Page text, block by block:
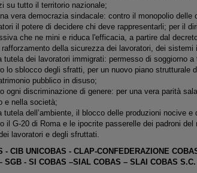
su tutto il territorio nazionale;
vera democrazia sindacale: contro il monopolio
il potere di decidere chi deve rappresentarli; per il
che ne mini e riduca l'efficacia, a partire dal
rafforzamento della sicurezza dei lavoratori, dei
tutela dei lavoratori immigrati: permesso di soggiorno
lo sblocco degli sfratti, per un nuovo piano strutturale
pubblico in disuso;
ogni discriminazione di genere: per una vera parità
e nella società;
tutela dell’ambiente, il blocco delle produzioni nocive
il G-20 di Roma e le ipocrite passerelle dei padroni
lavoratori e degli sfruttati.
- CIB UNICOBAS - CLAP-CONFEDERAZIONE
SGB - SI COBAS –SIAL COBAS – SLAI COBAS